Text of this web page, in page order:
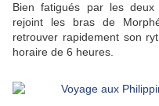
Bien fatigués par les
rejoint les bras de
retrouver rapidement son
horaire de 6 heures.